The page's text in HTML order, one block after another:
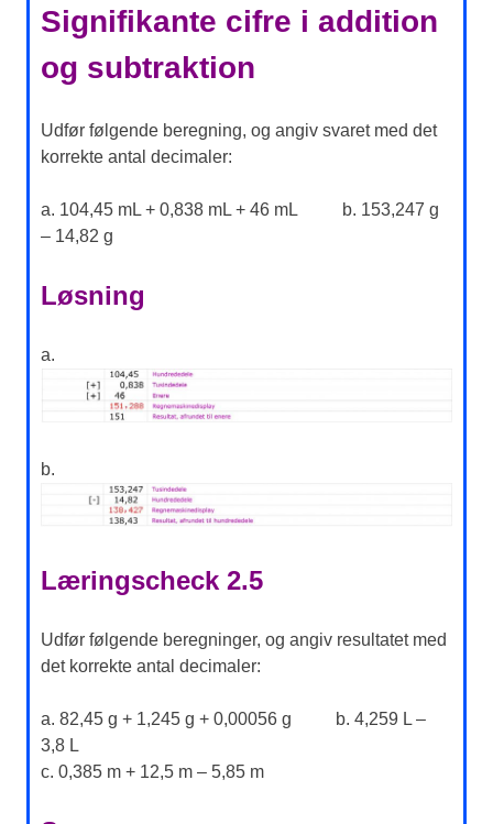
Signifikante cifre i addition
og subtraktion
Udfør følgende beregning, og angiv svaret med det
korrekte antal decimaler:
a. 104,45 mL + 0,838 mL + 46 mL b. 153,247 g
– 14,82 g
Løsning
a.
b.
Læringscheck 2.5
Udfør følgende beregninger, og angiv resultatet med
det korrekte antal decimaler:
a. 82,45 g + 1,245 g + 0,00056 g b. 4,259 L –
3,8 L
c. 0,385 m + 12,5 m – 5,85 m